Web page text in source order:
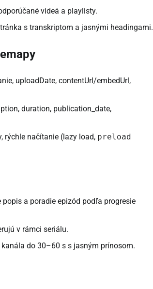
videá a playlisty.
s transkriptom a jasnými headingami.
uploadDate, contentUrl/embedUrl,
duration, publication_date,
rýchle načítanie (lazy load, preload
a poradie epizód podľa progresie
v rámci seriálu.
do 30–60 s s jasným prínosom.